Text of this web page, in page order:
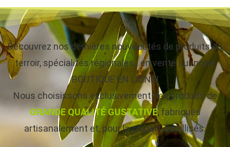
Découvrez nos dernières nouveautés de produits du
terroir, spécialités régionales…en vente sur notre
BOUTIQUE EN LIGNE!
Nous choisissons exclusivement des produits de
GRANDE QUALITÉ GUSTATIVE, fabriqués
artisanalement et, pour la plupart, labellisés.